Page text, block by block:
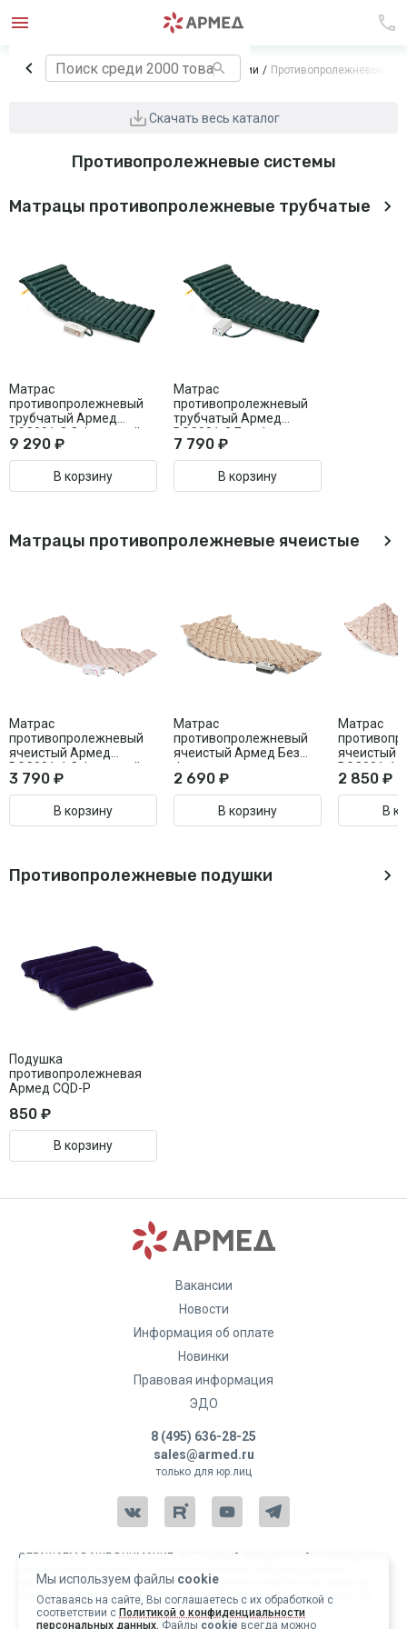
Главная Технические средства реабилитации Противопролежневые
Скачать весь каталог
Противопролежневые системы
Матрацы противопролежневые трубчатые
Матрас
противопролежневый
трубчатый Армед
DGC001-2 С функцией
статик
9 290 ₽
В корзину
Матрас
противопролежневый
трубчатый Армед
DGC001-2 Без функции
статик
7 790 ₽
В корзину
Матрацы противопролежневые ячеистые
Матрас
противопролежневый
ячеистый Армед
DGC001-1 С функцией
статик
3 790 ₽
В корзину
Матрас
противопролежневый
ячеистый Армед Без
функции статик
2 690 ₽
В корзину
Матрас
ячеистый
DGC001-1
статик
2 850 ₽
В
Противопролежневые подушки
Подушка
противопролежневая
Армед CQD-P
850 ₽
В корзину
Мы используем файлы cookie
Оставаясь на сайте, Вы соглашаетесь с их обработкой с
соответствии с Политикой о конфиденциальности
персональных данных. Файлы cookie всегда можно
Вакансии
Новости
Информация об оплате
Новинки
Правовая информация
ЭДО
8 (495) 636-28-25
sales@armed.ru
только для юр.лиц
ОБРАЩАЕМ ВАШЕ ВНИМАНИЕ, что данный интернет-сайт и материалы,
характер и ни при каких условиях не являются публичной офертой,
определяемой положениями статьи 437 Гражданского кодекса РФ.
Copyright 2004-2026 © Армед